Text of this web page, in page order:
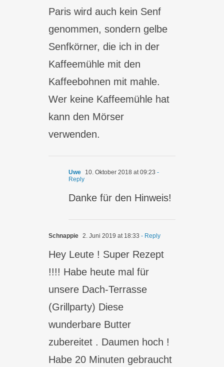
Paris wird auch kein Senf
genommen, sondern gelbe
Senfkörner, die ich in der
Kaffeemühle mit den
Kaffeebohnen mit mahle.
Wer keine Kaffeemühle hat
kann den Mörser
verwenden.
Uwe 10. Oktober 2018 at 09:23 -
Reply
Danke für den Hinweis!
Schnappie 2. Juni 2019 at 18:33 - Reply
Hey Leute ! Super Rezept
!!!! Habe heute mal für
unsere Dach-Terrasse
(Grillparty) Diese
wunderbare Butter
zubereitet . Daumen hoch !
Habe 20 Minuten gebraucht